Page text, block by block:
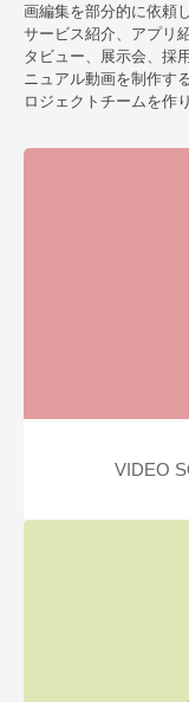
画編集を部分的に依頼
サービス紹介、アプリ
タビュー、展示会、採
ニュアル動画を制作す
ロジェクトチームを作
VIDEO